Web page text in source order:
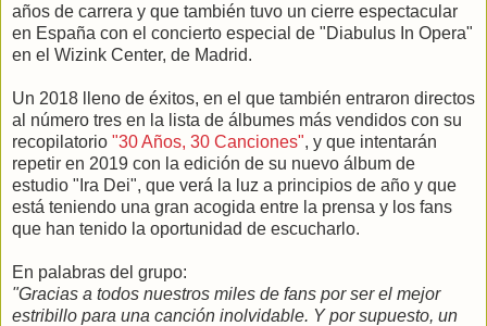
años de carrera y que también tuvo un cierre espectacular
en España con el concierto especial de "Diabulus In Opera"
en el Wizink Center, de Madrid.
Un 2018 lleno de éxitos, en el que también entraron directos
al número tres en la lista de álbumes más vendidos con su
recopilatorio "30 Años, 30 Canciones", y que intentarán
repetir en 2019 con la edición de su nuevo álbum de
estudio "Ira Dei", que verá la luz a principios de año y que
está teniendo una gran acogida entre la prensa y los fans
que han tenido la oportunidad de escucharlo.
En palabras del grupo:
"Gracias a todos nuestros miles de fans por ser el mejor
estribillo para una canción inolvidable. Y por supuesto, un